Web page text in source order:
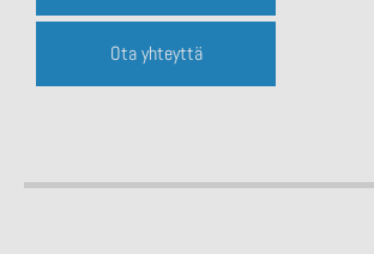
Ota yhteyttä